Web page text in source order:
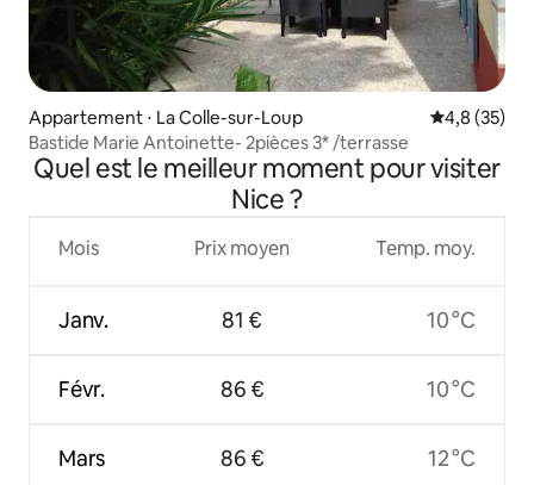
Appartement ⋅ La Colle-sur-Loup Évaluation
4,8 (35)
Bastide Marie Antoinette- 2pièces 3* /terrasse
Quel est le meilleur moment pour visiter
Nice ?
Mois
Janv.
Févr.
Mars
Prix moyen
81 €
86 €
86 €
Temp. moy.
10 °C
10 °C
12 °C